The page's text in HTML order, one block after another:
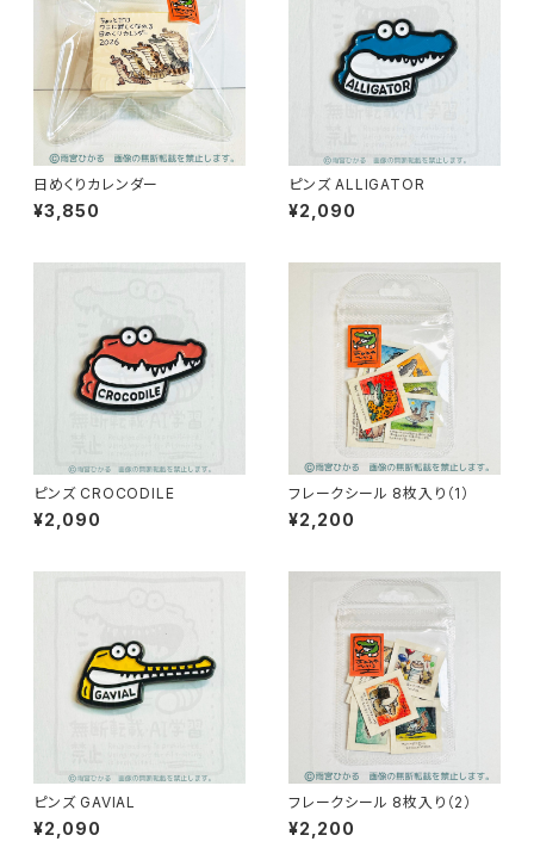
日めくりカレンダー
¥3,850
ピンズ ALLIGATOR
¥2,090
ピンズ CROCODILE
¥2,090
フレークシール 8枚入り（1）
¥2,200
ピンズ GAVIAL
¥2,090
フレークシール 8枚入り（2）
¥2,200